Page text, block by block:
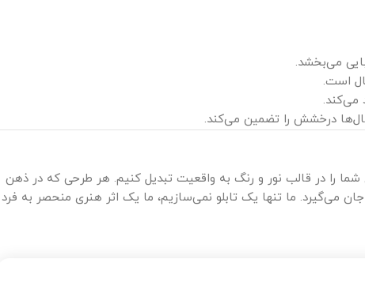
می‌بخشد.
است.
می‌کند.
درخشش را تضمین می‌کند.
شما را در قالب نور و رنگ به واقعیت تبدیل کنیم. هر طرحی که در ذهن
می‌گیرد. ما تنها یک تابلو نمی‌سازیم، ما یک اثر هنری منحصر به فرد